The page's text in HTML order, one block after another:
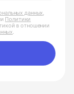
данных,
Политики
в отношении
.